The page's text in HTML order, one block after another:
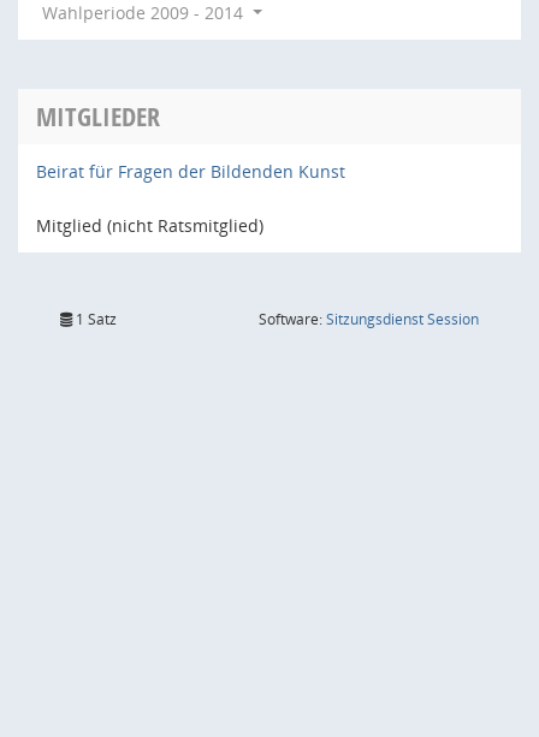
Wahlperiode 2009 - 2014
MITGLIEDER
Beirat für Fragen der Bildenden Kunst
Mitglied (nicht Ratsmitglied)
1 Satz Software:SitzungsdienstSession(Wird in